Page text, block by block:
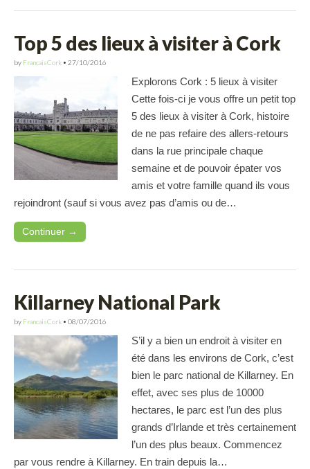
Top 5 des lieux à visiter à Cork
by FrancaisCork • 27/10/2016
Explorons Cork : 5 lieux à visiter
Cette fois-ci je vous offre un petit top
5 des lieux à visiter à Cork, histoire
de ne pas refaire des allers-retours
dans la rue principale chaque
semaine et de pouvoir épater vos
amis et votre famille quand ils vous
rejoindront (sauf si vous avez pas d’amis ou de…
Continuer →
Killarney National Park
by FrancaisCork • 08/07/2016
S’il y a bien un endroit à visiter en
été dans les environs de Cork, c’est
bien le parc national de Killarney. En
effet, avec ses plus de 10000
hectares, le parc est l’un des plus
grands d’Irlande et très certainement
l’un des plus beaux. Commencez
par vous rendre à Killarney. En train depuis la…